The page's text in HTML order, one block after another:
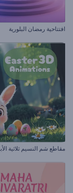
افتتاحية رمضان البلورية
مقاطع شم النسيم ثلاثية